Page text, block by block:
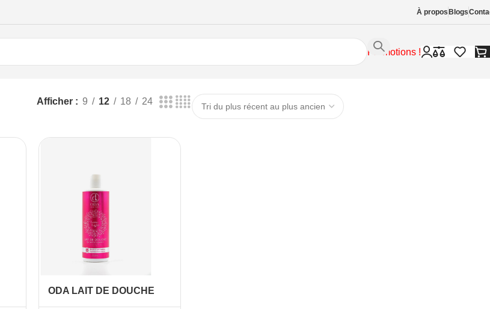
À propos Blogs
Promotions !
Afficher 9 12 18 24
ODA LAIT DE DOUCHE